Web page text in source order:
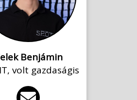
Benjámin
volt gazdaságis